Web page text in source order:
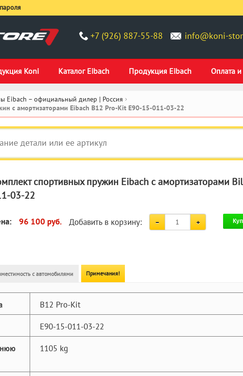
+7 (926) 887-55-88 info@koni-
Koni Каталог Eibach Продукция Eibach Оплата и
Eibach – официальный дилер | Россия
с амортизаторами Eibach B12 Pro-Kit E90-15-011-03-22
спортивных пружин Eibach с амортизаторами
03-22
96 100 руб. Добавить в корзину:
с автомобилями Примечания!
B12 Pro-Kit
E90-15-011-03-22
1105 kg